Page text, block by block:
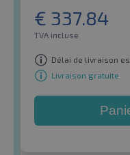
€ 337.84
TVA incluse
Délai de livraison
Livraison gratuite